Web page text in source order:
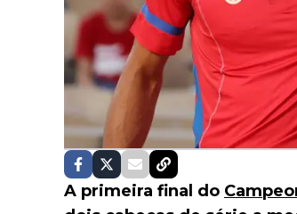
A primeira final do